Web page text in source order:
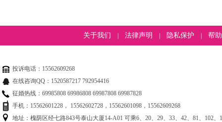
关于我们 法律声明 隐私保护 帮
投诉电话：15562609268
在线咨询QQ：1520587217 792954416
征婚热线：69985808 69986808 69987808 69987828
手机：15562601228， 15562602728，15562601098，15562609268
地址：槐荫区经七路843号泰山大厦14-A01 可乘6、20、29、33、42、81、102